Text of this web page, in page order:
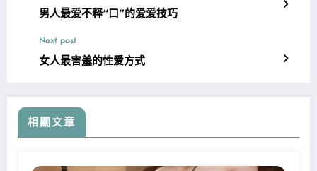
男人最爱不释“口”的爱爱技巧
Next post
女人最害羞的性爱方式
相關文章